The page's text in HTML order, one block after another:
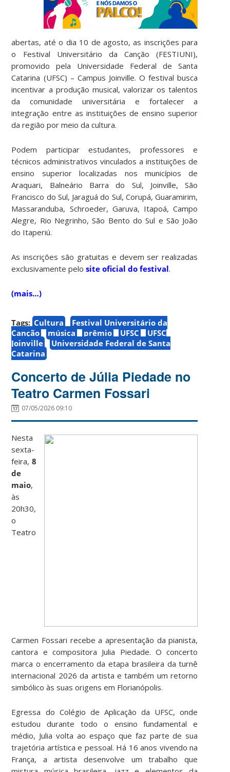
abertas, até o dia 10 de agosto, as inscrições para
o Festival Universitário da Canção (FESTIUNI),
promovido pela Universidade Federal de Santa
Catarina (UFSC) – Campus Joinville. O festival busca
incentivar a produção musical, valorizar os talentos
da comunidade universitária e fortalecer a
integração entre as instituições de ensino superior
da região por meio da cultura.
Podem participar estudantes, professores e
técnicos administrativos vinculados a instituições de
ensino superior localizadas nos municípios de
Araquari, Balneário Barra do Sul, Joinville, São
Francisco do Sul, Jaraguá do Sul, Corupá, Guaramirim,
Massaranduba, Schroeder, Garuva, Itapoá, Campo
Alegre, Rio Negrinho, São Bento do Sul e São João
do Itaperiú.
As inscrições são gratuitas e devem ser realizadas
exclusivamente pelosite oficial do festival.
(mais…)
Tags: Cultura
Festival Universitário da
Canção
música prêmio UFSC
UFSC
Joinville
Universidade Federal de Santa
Catarina
Concerto de Júlia Piedade no
Teatro Carmen Fossari
07/05/2026 09:10
Nesta
sexta-
feira,8
de
maio,
às
20h30,
o
Teatro
Carmen Fossari recebe a apresentação da pianista,
cantora e compositora Julia Piedade. O concerto
marca o encerramento da etapa brasileira da turnê
internacional 2026 da artista e também um retorno
simbólico às suas origens em Florianópolis.
Egressa do Colégio de Aplicação da UFSC, onde
estudou durante todo o ensino fundamental e
médio, Julia volta ao espaço que faz parte de sua
trajetória artística e pessoal. Há 16 anos vivendo na
França, a artista desenvolve um trabalho que